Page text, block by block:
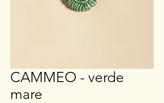
CAMMEO - verde
mare